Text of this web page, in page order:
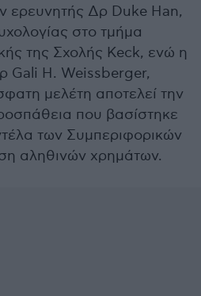
ερευνητής Δρ Duke Han,
στο τμήμα
της Σχολής Keck, ενώ η
Gali H. Weissberger,
μελέτη αποτελεί την
που βασίστηκε
των Συμπεριφορικών
αληθινών χρημάτων.